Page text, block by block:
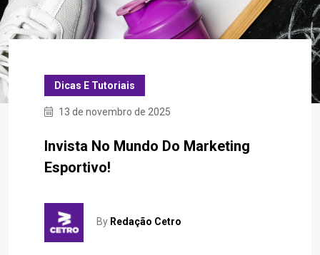
Dicas E Tutoriais
13 de novembro de 2025
Invista No Mundo Do Marketing
Esportivo!
By Redação Cetro